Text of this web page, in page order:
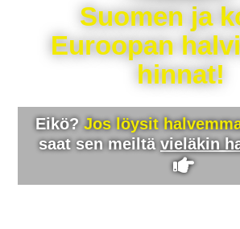
Suomen ja
Euroopan
hinnat!
Eikö? Jos löysit
saat sen meiltävieläkin